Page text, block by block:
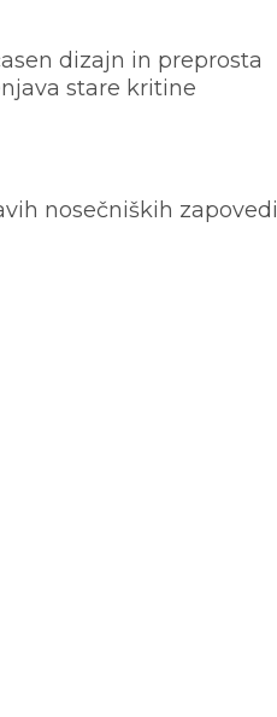
dizajn in preprosta
stare kritine
nosečniških zapovedi